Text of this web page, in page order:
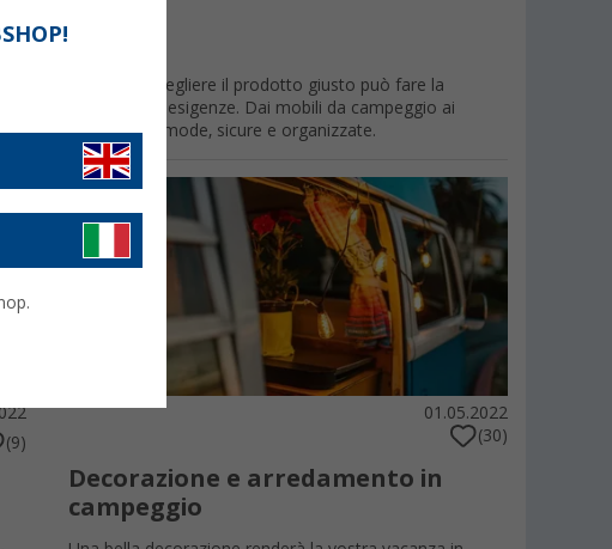
e viaggi outdoor, scegliere il prodotto giusto può fare la
più adatta alle tue esigenze. Dai mobili da campeggio ai
campeggio più comode, sicure e organizzate.
(9)
01.05.2022
(30)
Decorazione e arredamento in
campeggio